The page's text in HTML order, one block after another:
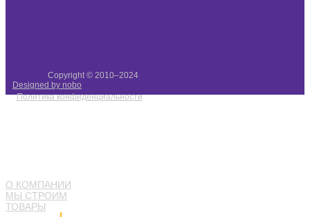
О КОМПАНИИ
МЫ СТРОИМ
ТОВАРЫ
Copyright © 2010–2024
Designed by nobo
Политика конфиденциальности